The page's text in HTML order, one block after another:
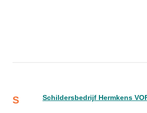
S Schildersbedrijf Hermkens